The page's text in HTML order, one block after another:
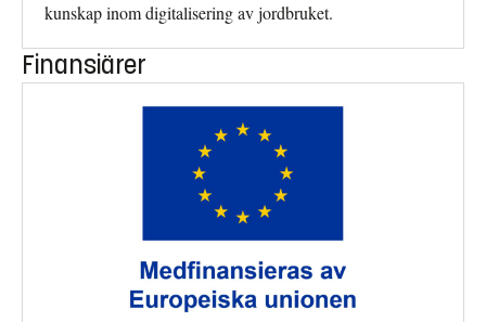
kunskap inom digitalisering av jordbruket.
Finansiärer